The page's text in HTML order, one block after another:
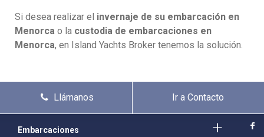
Si desea realizar el invernaje de su embarcación en
Menorca o la custodia de embarcaciones en
Menorca, en Island Yachts Broker tenemos la solución.
Llámanos Ir a Contacto
Embarcaciones